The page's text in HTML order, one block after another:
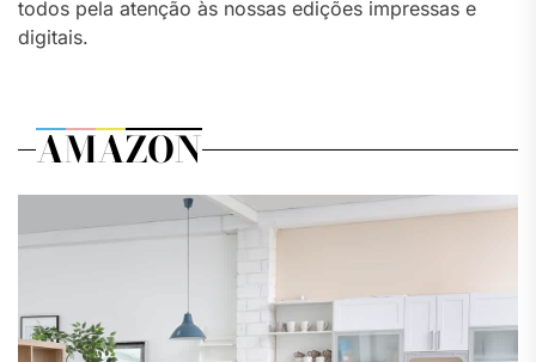
todos pela atenção às nossas edições impressas e
digitais.
AMAZON